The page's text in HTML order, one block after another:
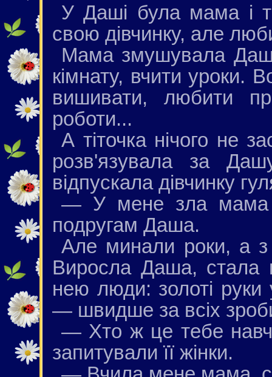
У Даші була мама і
свою дівчинку, але
Мама змушувала
кімнату, вчити уроки.
вишивати, любити
роботи...
А тіточка нічого не
розв'язувала за
відпускала дівчинку
— У мене зла мама
подругам Даша.
Але минали роки, а
Виросла Даша, стала
нею люди: золоті
— швидше за всіх
— Хто ж це тебе
запитували її жінки.